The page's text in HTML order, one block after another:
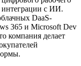
интеграции с ИИ.
DaaS-
365 и Microsoft Dev
компания делает